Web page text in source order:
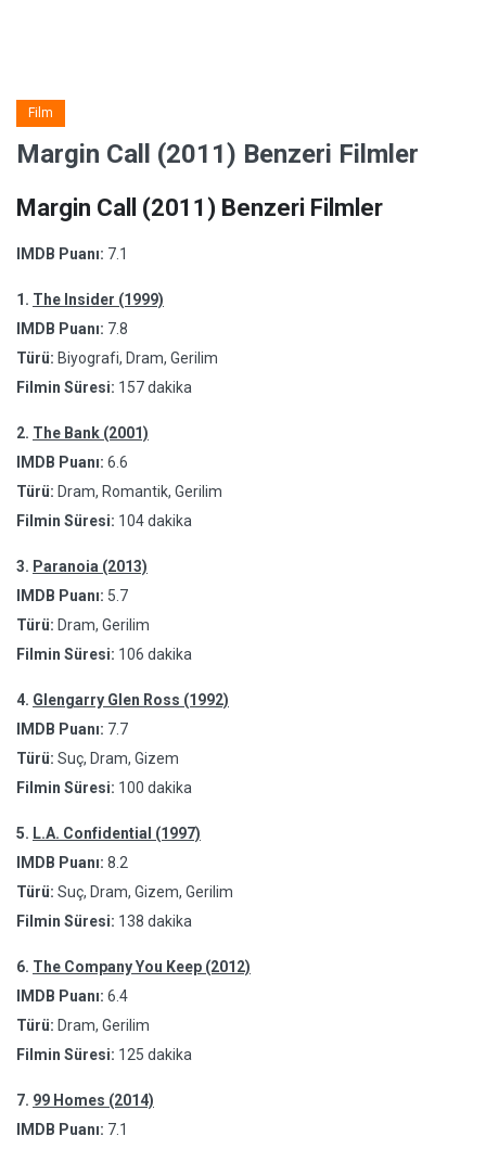
Film
Margin Call (2011) Benzeri Filmler
Margin Call (2011) Benzeri Filmler
IMDB Puanı: 7.1
1. The Insider (1999)
IMDB Puanı: 7.8
Türü: Biyografi, Dram, Gerilim
Filmin Süresi: 157 dakika
2. The Bank (2001)
IMDB Puanı: 6.6
Türü: Dram, Romantik, Gerilim
Filmin Süresi: 104 dakika
3. Paranoia (2013)
IMDB Puanı: 5.7
Türü: Dram, Gerilim
Filmin Süresi: 106 dakika
4. Glengarry Glen Ross (1992)
IMDB Puanı: 7.7
Türü: Suç, Dram, Gizem
Filmin Süresi: 100 dakika
5. L.A. Confidential (1997)
IMDB Puanı: 8.2
Türü: Suç, Dram, Gizem, Gerilim
Filmin Süresi: 138 dakika
6. The Company You Keep (2012)
IMDB Puanı: 6.4
Türü: Dram, Gerilim
Filmin Süresi: 125 dakika
7. 99 Homes (2014)
IMDB Puanı: 7.1